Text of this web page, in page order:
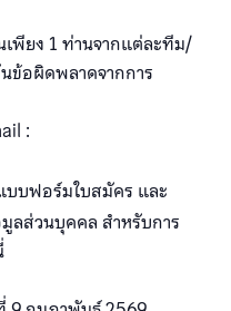
พียง 1 ท่านจากแต่ละทีม/
ข้อผิดพลาดจากการ
:
บบฟอร์มใบสมัคร และ
ลส่วนบุคคล สำหรับการ